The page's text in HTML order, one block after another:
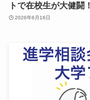
トで在校生が大健闘！
2026年6月16日